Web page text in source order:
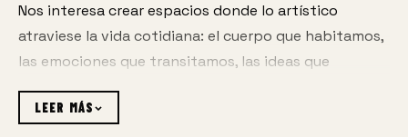
Nos interesa crear espacios donde lo artístico
atraviese la vida cotidiana: el cuerpo que habitamos,
las emociones que transitamos, las ideas que
cultivamos y los vínculos que tejemos.
Apostamos por prácticas que visibilicen voces
LEER MÁS